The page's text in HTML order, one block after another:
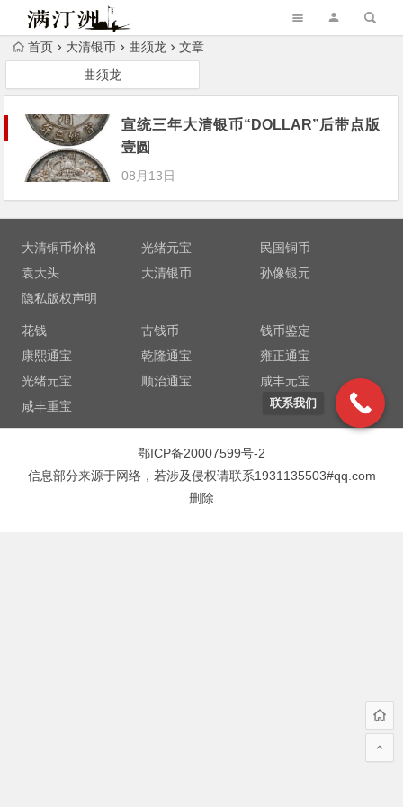
首页 大清银币 曲须龙
文章
曲须龙
宣统三年大清银币“DOLLAR”后带点版
壹圆
08月13日
大清铜币价格 光绪元宝
民国铜币
袁大头
大清银币
孙像银元
隐私版权声明
花钱 古钱币
钱币鉴定
康熙通宝
乾隆通宝
雍正通宝
光绪元宝
顺治通宝
咸丰元宝
咸丰重宝
鄂ICP备20007599号-2
信息部分来源于网络，若涉及侵权请联系1931135503#qq.com
删除
联系我们